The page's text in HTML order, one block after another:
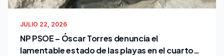
JULIO 22, 2026
NP PSOE – Óscar Torres denuncia el
lamentable estado de las playas en el cuarto